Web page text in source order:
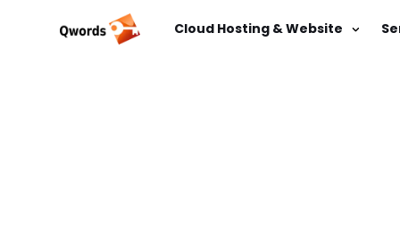
Cloud Hosting & Website